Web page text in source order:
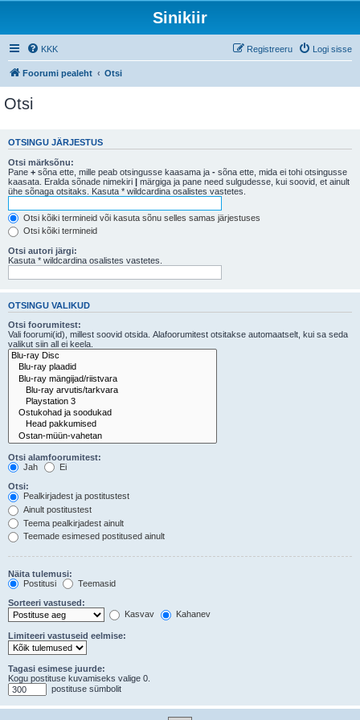
Sinikiir
KKK Logi sisse
Registreeru
Foorumi pealeht Otsi
Otsi
OTSINGU JÄRJESTUS
Otsi märksõnu:
Pane + sõna ette, mille peab otsingusse kaasama ja - sõna ette, mida ei tohi otsingusse
kaasata. Eralda sõnade nimekiri | märgiga ja pane need sulgudesse, kui soovid, et ainult
ühe sõnaga otsitaks. Kasuta * wildcardina osalistes vastetes.
Otsi kõiki termineid või kasuta sõnu selles samas järjestuses
Otsi kõiki termineid
Otsi autori järgi:
Kasuta * wildcardina osalistes vastetes.
OTSINGU VALIKUD
Otsi foorumitest:
Vali foorumi(id), millest soovid otsida. Alafoorumitest otsitakse automaatselt, kui sa seda
valikut siin all ei keela.
Otsi alamfoorumitest:
Jah
Ei
Otsi:
Pealkirjadest ja postitustest
Ainult postitustest
Teema pealkirjadest ainult
Teemade esimesed postitused ainult
Näita tulemusi:
Postitusi
Teemasid
Sorteeri vastused:
Kasvav
Kahanev
Limiteeri vastuseid eelmise:
Tagasi esimese juurde:
Kogu postituse kuvamiseks valige 0.
postituse sümbolit